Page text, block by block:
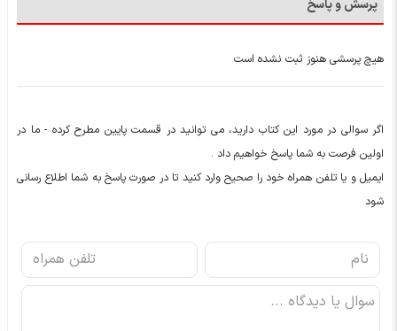
پرسش و پاسخ
هیچ پرسشی هنوز ثبت نشده است
اگر سوالی در مورد این کتاب دارید، می توانید در قسمت پایین مطرح کرده - ما در
اولین فرصت به شما پاسخ خواهیم داد .
ایمیل و یا تلفن همراه خود را صحیح وارد کنید تا در صورت پاسخ به شما اطلاع رسانی
شود